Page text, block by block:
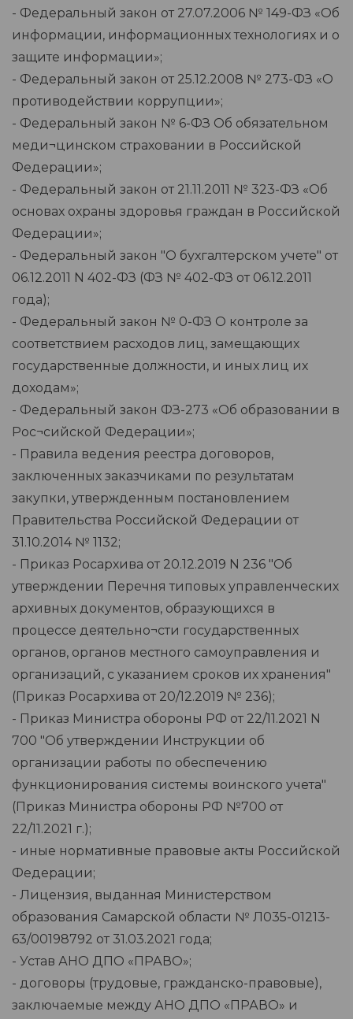
- Федеральный закон от 27.07.2006 № 149-ФЗ «Об
информации, информационных технологиях и о
защите информации»;
- Федеральный закон от 25.12.2008 № 273-ФЗ «О
противодействии коррупции»;
- Федеральный закон № 6-ФЗ Об обязательном
меди¬цинском страховании в Российской
Федерации»;
- Федеральный закон от 21.11.2011 № 323-ФЗ «Об
основах охраны здоровья граждан в Российской
Федерации»;
- Федеральный закон "О бухгалтерском учете" от
06.12.2011 N 402-ФЗ (ФЗ № 402-ФЗ от 06.12.2011
года);
- Федеральный закон № 0-ФЗ О контроле за
соответствием расходов лиц, замещающих
государственные должности, и иных лиц их
доходам»;
- Федеральный закон ФЗ-273 «Об образовании в
Рос¬сийской Федерации»;
- Правила ведения реестра договоров,
заключенных заказчиками по результатам
закупки, утвержденным постановлением
Правительства Российской Федерации от
31.10.2014 № 1132;
- Приказ Росархива от 20.12.2019 N 236 "Об
утверждении Перечня типовых управленческих
архивных документов, образующихся в
процессе деятельно¬сти государственных
органов, органов местного самоуправления и
организаций, с указанием сроков их хранения"
(Приказ Росархива от 20/12.2019 № 236);
- Приказ Министра обороны РФ от 22/11.2021 N
700 "Об утверждении Инструкции об
организации работы по обеспечению
функционирования системы воинского учета"
(Приказ Министра обороны РФ №700 от
22/11.2021 г.);
- иные нормативные правовые акты Российской
Федерации;
- Лицензия, выданная Министерством
образования Самарской области № Л035-01213-
63/00198792 от 31.03.2021 года;
- Устав АНО ДПО «ПРАВО»;
- договоры (трудовые, гражданско-правовые),
заключаемые между АНО ДПО «ПРАВО» и